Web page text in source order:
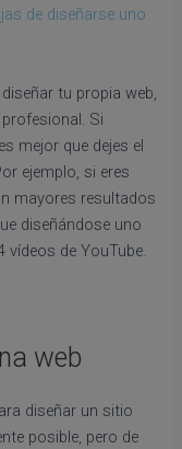
de diseñarse uno
tu propia web,
Si
mejor que dejes el
ejemplo, si eres
mayores resultados
diseñándose uno
de YouTube.
web
diseñar un sitio
posible, pero de